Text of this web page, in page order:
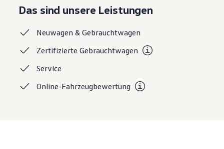
Digitale Extras
Dienste für Ihr Modell finden
Handy und Fahrzeug verbinden
Über Ihr Auto
Kundeninformationen
Warn- und Kontrollleuchten
Das sind unsere Leistungen
Neuwagen &Gebrauchtwagen
ZertifizierteGebrauchtwagen
Service
Online-Fahrzeugbewertung